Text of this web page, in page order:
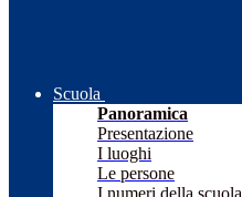
Scuola
Panoramica
Presentazione
I luoghi
Le persone